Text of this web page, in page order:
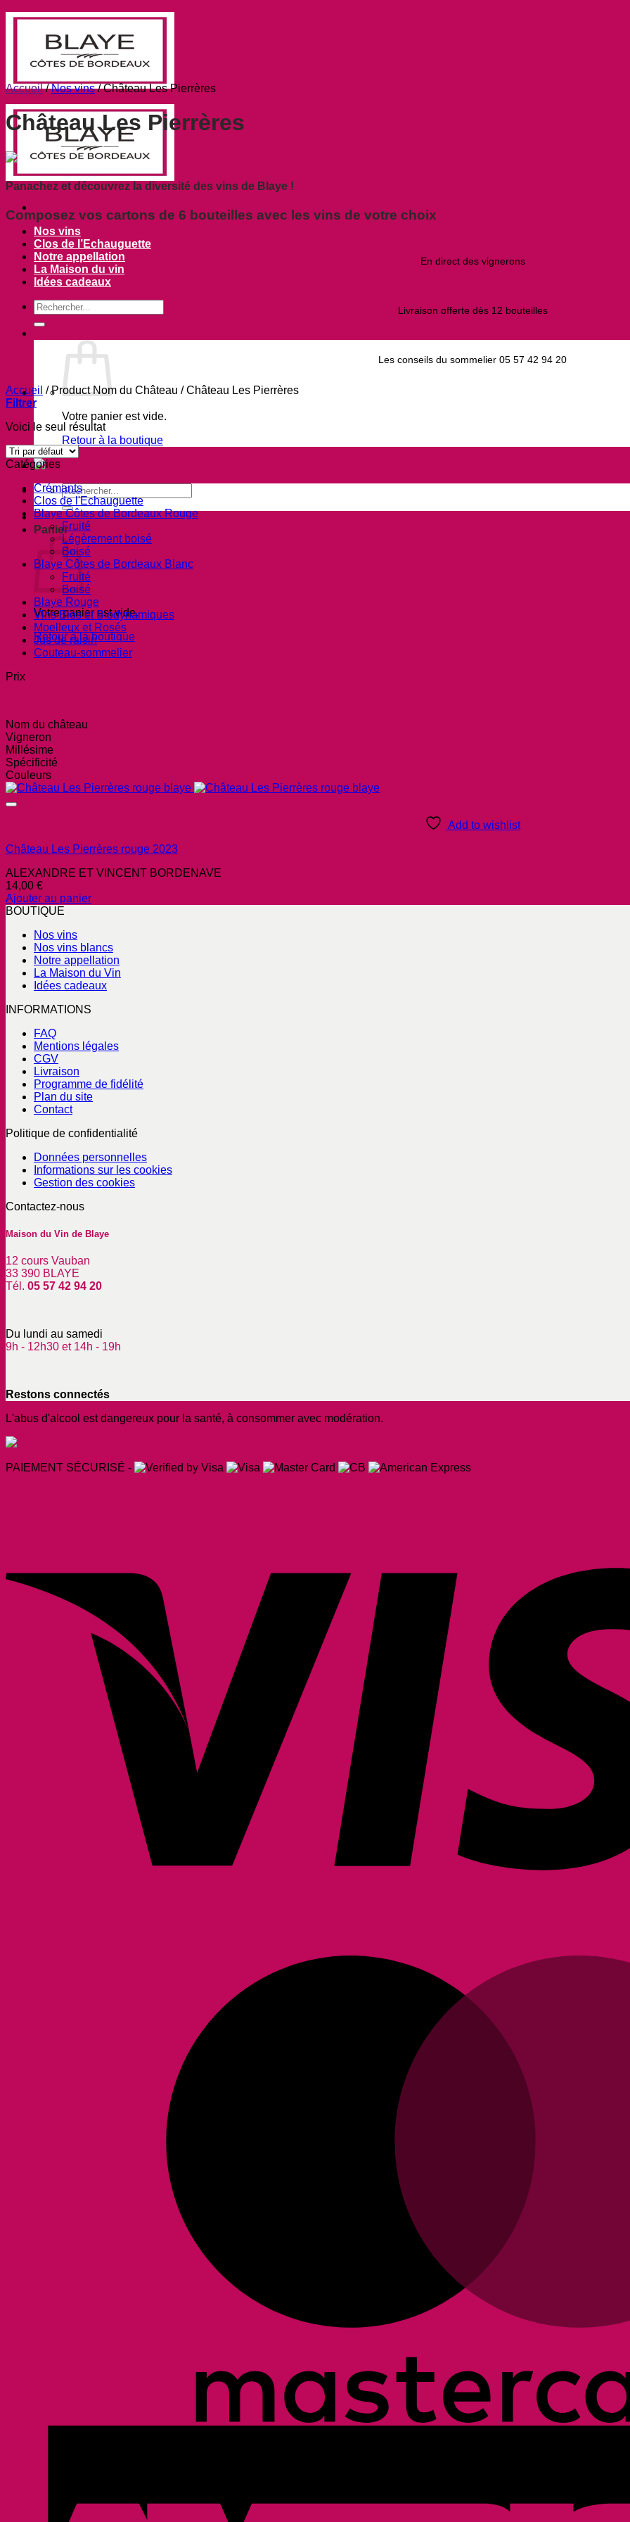
Passer
au
Nos vins
Clos de l’Echauguette
Notre appellation
La Maison du vin
Idées cadeaux
Votre panier est vide.
Retour à la boutique
Recherche
pour :
Panier
Votre panier est vide.
Retour à la boutique
Accueil /Nos vins /Château Les Pierrères
Château Les Pierrères
Panachez et découvrez la diversité des vins de Blaye !
Composez vos cartons de 6 bouteilles avec les vins de votre choix
En direct des vignerons
Livraison offerte dès 12 bouteilles
Les conseils du sommelier 05 57 42 94 20
Accueil /Product Nom du Château /Château Les Pierrères
Filtrer
Voici le seul résultat
Catégories
Crémants
Clos de l'Echauguette
Blaye Côtes de Bordeaux Rouge
Fruité
Légèrement boisé
Boisé
Blaye Côtes de Bordeaux Blanc
Fruité
Boisé
Blaye Rouge
Vins Bios et Biodynamiques
Moelleux et Rosés
Jus de raisin
Couteau-sommelier
Prix
Nom du château
Vigneron
Millésime
Spécificité
Couleurs
Add to wishlist
Château Les Pierrères rouge 2023
ALEXANDRE ET VINCENT BORDENAVE
14,00 €
Ajouter au panier
BOUTIQUE
Nos vins
Nos vins blancs
Notre appellation
La Maison du Vin
Idées cadeaux
INFORMATIONS
FAQ
Mentions légales
CGV
Livraison
Programme de fidélité
Plan du site
Contact
Politique de confidentialité
Données personnelles
Informations sur les cookies
Gestion des cookies
Contactez-nous
Maison du Vin de Blaye
12 cours Vauban
33 390 BLAYE
Tél. 05 57 42 94 20
Du lundi au samedi
9h - 12h30 et 14h - 19h
Restons connectés
L'abus d'alcool est dangereux pour la santé, à consommer avec modération.
PAIEMENT SÉCURISÉ -